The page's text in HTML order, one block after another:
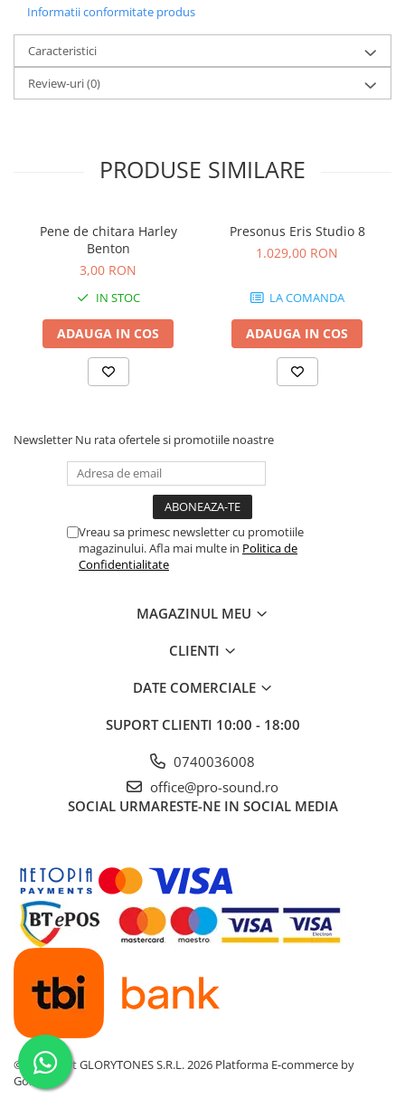
Accesorii Pick-up si Vinyl
Case-uri DJ
CD Playere DJ
Console DJ
Stative si pupitre DJ
Cabluri si conectori
Cabluri adaptoare, cabluri Y
Cabluri audio
Cabluri de boxe
Cabluri de instrumente
Cabluri de microfon
Cabluri MIDI si audio digitale
Cabluri multicore
Conectori
Standuri stative si pupitre
Accesorii stative
Stative de mixer
Case-uri, rack, huse si genti
Amplificatoare de casti
Casti broadcast si Casti cu Microfon
Casti Hi-fi
Casti Studio
Casti wireless / fara fir
Idei de cadouri
Informatii conformitate produs
Caracteristici
Review-uri(0)
PRODUSE SIMILARE
Pene de chitara Harley
Benton
3,00 RON
IN STOC
ADAUGA IN COS
Presonus Eris Studio 8
1.029,00 RON
LA COMANDA
ADAUGA IN COS
Newsletter Nu rata ofertele si promotiile noastre
Vreau sa primesc newsletter cu promotiile
magazinului. Afla mai multe in Politica de
Confidentialitate
MAGAZINUL MEU
CLIENTI
DATE COMERCIALE
SUPORT CLIENTI 10:00 - 18:00
0740036008
office@pro-sound.ro
SOCIAL URMARESTE-NE IN SOCIAL MEDIA
©Copyright GLORYTONES S.R.L. 2026 Platforma E-commerce by
Gomag